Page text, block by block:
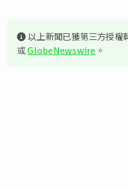
以上新聞已獲第三方授權
或GlobeNewswire 。